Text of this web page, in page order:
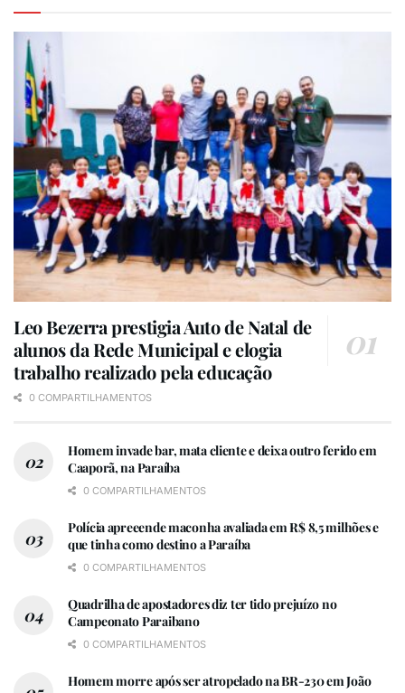
Leo Bezerra prestigia Auto de Natal de
alunos da Rede Municipal e elogia
trabalho realizado pela educação
0 COMPARTILHAMENTOS
Homem invade bar, mata cliente e deixa outro ferido em
Caaporã, na Paraíba
0 COMPARTILHAMENTOS
Polícia apreeende maconha avaliada em R$ 8,5 milhões e
que tinha como destino a Paraíba
0 COMPARTILHAMENTOS
Quadrilha de apostadores diz ter tido prejuízo no
Campeonato Paraibano
0 COMPARTILHAMENTOS
Homem morre após ser atropelado na BR-230 em João